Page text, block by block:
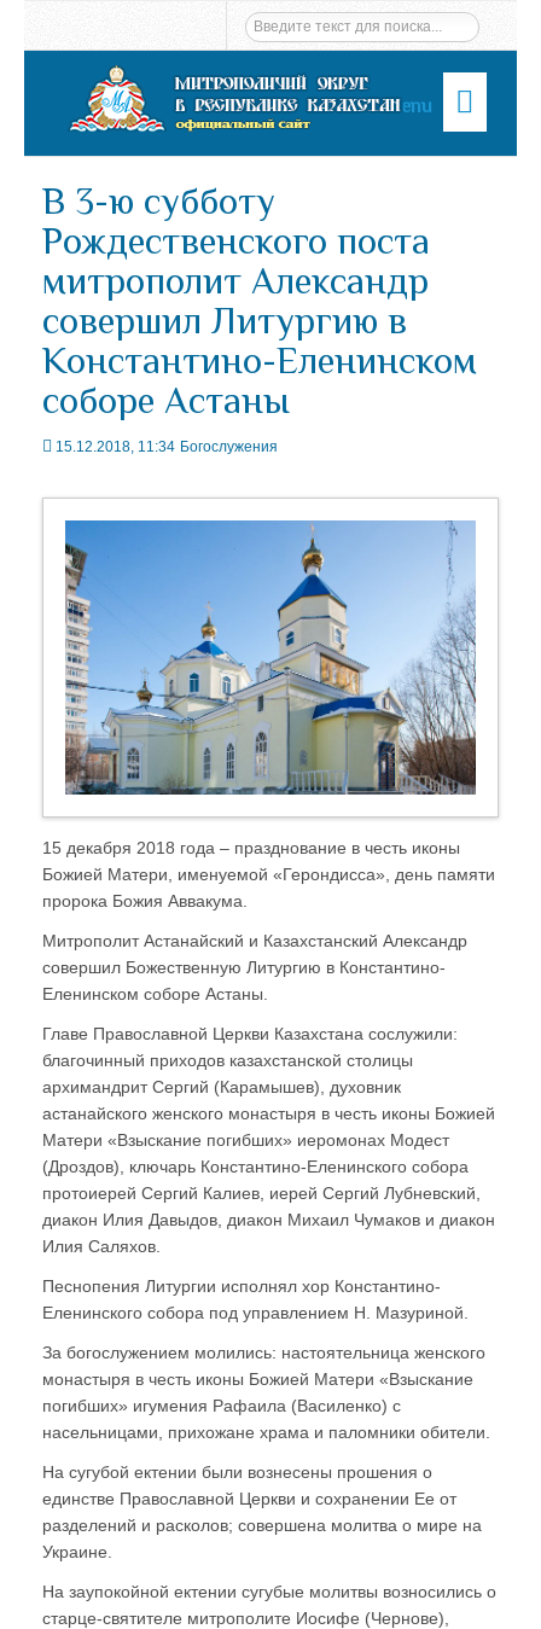
Menu
В 3-ю субботу
Рождественского поста
митрополит Александр
совершил Литургию в
Константино-Еленинском
соборе Астаны
15.12.2018, 11:34 Богослужения
15 декабря 2018 года – празднование в честь иконы
Божией Матери, именуемой «Герондисса», день памяти
пророка Божия Аввакума.
Митрополит Астанайский и Казахстанский Александр
совершил Божественную Литургию в Константино-
Еленинском соборе Астаны.
Главе Православной Церкви Казахстана сослужили:
благочинный приходов казахстанской столицы
архимандрит Сергий (Карамышев), духовник
астанайского женского монастыря в честь иконы Божией
Матери «Взыскание погибших» иеромонах Модест
(Дроздов), ключарь Константино-Еленинского собора
протоиерей Сергий Калиев, иерей Сергий Лубневский,
диакон Илия Давыдов, диакон Михаил Чумаков и диакон
Илия Саляхов.
Песнопения Литургии исполнял хор Константино-
Еленинского собора под управлением Н. Мазуриной.
За богослужением молились: настоятельница женского
монастыря в честь иконы Божией Матери «Взыскание
погибших» игумения Рафаила (Василенко) с
насельницами, прихожане храма и паломники обители.
На сугубой ектении были вознесены прошения о
единстве Православной Церкви и сохранении Ее от
разделений и расколов; совершена молитва о мире на
Украине.
На заупокойной ектении сугубые молитвы возносились о
старце-святителе митрополите Иосифе (Чернове),